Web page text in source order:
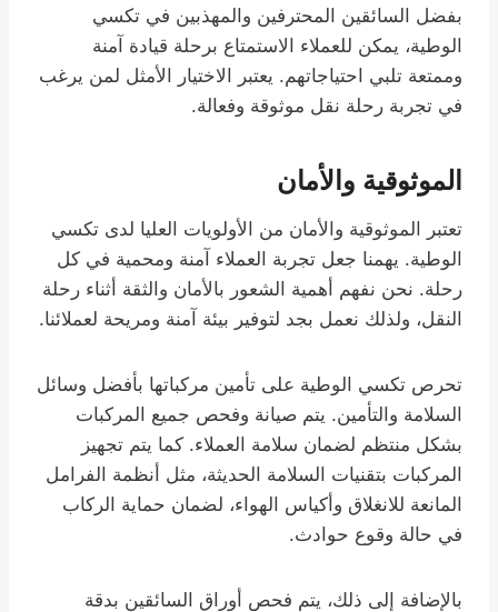
بفضل السائقين المحترفين والمهذبين في تكسي
الوطية، يمكن للعملاء الاستمتاع برحلة قيادة آمنة
وممتعة تلبي احتياجاتهم. يعتبر الاختيار الأمثل لمن يرغب
في تجربة رحلة نقل موثوقة وفعالة.
الموثوقية والأمان
تعتبر الموثوقية والأمان من الأولويات العليا لدى تكسي
الوطية. يهمنا جعل تجربة العملاء آمنة ومحمية في كل
رحلة. نحن نفهم أهمية الشعور بالأمان والثقة أثناء رحلة
النقل، ولذلك نعمل بجد لتوفير بيئة آمنة ومريحة لعملائنا.
تحرص تكسي الوطية على تأمين مركباتها بأفضل وسائل
السلامة والتأمين. يتم صيانة وفحص جميع المركبات
بشكل منتظم لضمان سلامة العملاء. كما يتم تجهيز
المركبات بتقنيات السلامة الحديثة، مثل أنظمة الفرامل
المانعة للانغلاق وأكياس الهواء، لضمان حماية الركاب
في حالة وقوع حوادث.
بالإضافة إلى ذلك، يتم فحص أوراق السائقين بدقة